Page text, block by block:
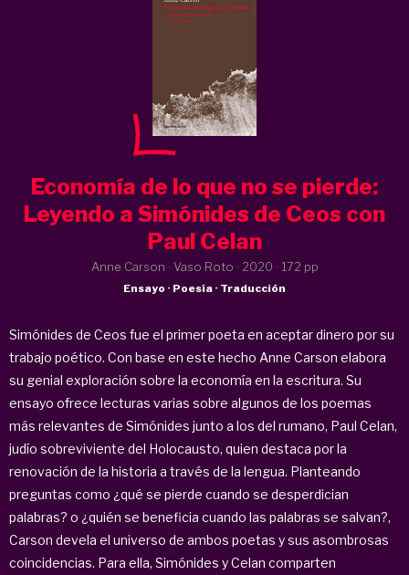
Economía de lo que no se pierde:
Leyendo a Simónides de Ceos con
Paul Celan
Anne Carson · Vaso Roto · 2020 · 172 pp
Ensayo · Poesía · Traducción
Simónides de Ceos fue el primer poeta en aceptar dinero por su
trabajo poético. Con base en este hecho Anne Carson elabora
su genial exploración sobre la economía en la escritura. Su
ensayo ofrece lecturas varias sobre algunos de los poemas
más relevantes de Simónides junto a los del rumano, Paul Celan,
judío sobreviviente del Holocausto, quien destaca por la
renovación de la historia a través de la lengua. Planteando
preguntas como ¿qué se pierde cuando se desperdician
palabras? o ¿quién se beneficia cuando las palabras se salvan?,
Carson devela el universo de ambos poetas y sus asombrosas
coincidencias. Para ella, Simónides y Celan comparten